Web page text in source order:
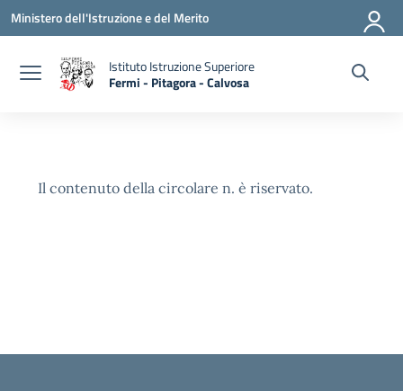
Vai ai contenuti
Vai al menu di navigazione
Vai al footer
Ministero dell'Istruzione e del Merito
Istituto Istruzione Superiore
Fermi - Pitagora - Calvosa
— Visita la pagina iniziale della scuola
Il contenuto della circolare n. è riservato.